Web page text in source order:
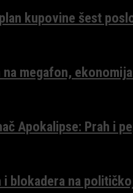
kupovine šest
megafon,
Apokalipse: Prah i
i blokadera na